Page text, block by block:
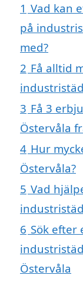
1 Vad kan
på
med?
2 Få alltid
3 Få 3
Östervåla
4 Hur
Östervåla?
5 Vad
6 Sök efter
Östervåla